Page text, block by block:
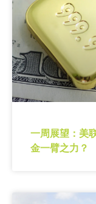
一周展望：美
金一臂之力？